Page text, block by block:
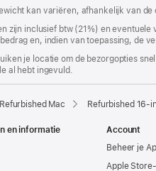
kan variëren, afhankelijk van
zijn inclusief btw (21%) en
en, indien van toepassing, de
je locatie om de bezorgopties
al hebt ingevuld.
Refurbished Mac Refurbished 16-
en informatie
Account
Beheer je
Apple